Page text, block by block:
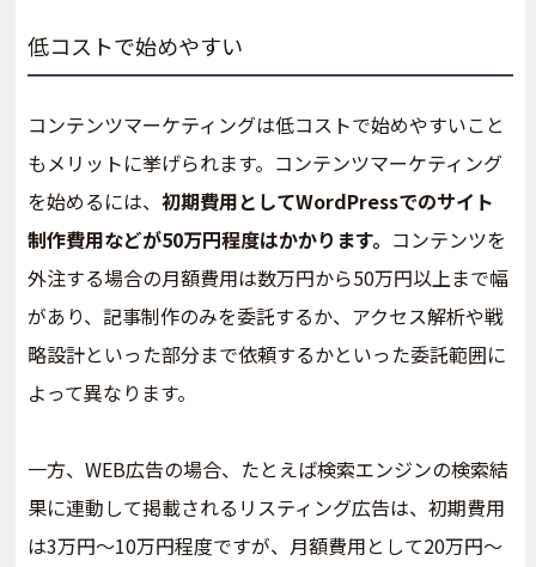
低コストで始めやすい
コンテンツマーケティングは低コストで始めやすいこと
もメリットに挙げられます。コンテンツマーケティング
を始めるには、初期費用としてWordPressでのサイト
制作費用などが50万円程度はかかります。 コンテンツを
外注する場合の月額費用は数万円から50万円以上まで幅
があり、記事制作のみを委託するか、アクセス解析や戦
略設計といった部分まで依頼するかといった委託範囲に
よって異なります。
一方、WEB広告の場合、たとえば検索エンジンの検索結
果に連動して掲載されるリスティング広告は、初期費用
は3万円～10万円程度ですが、月額費用として20万円～